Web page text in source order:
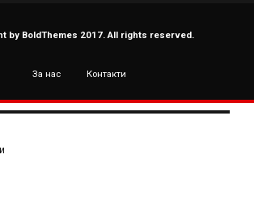
by BoldThemes 2017. All rights reserved.
За нас Контакти